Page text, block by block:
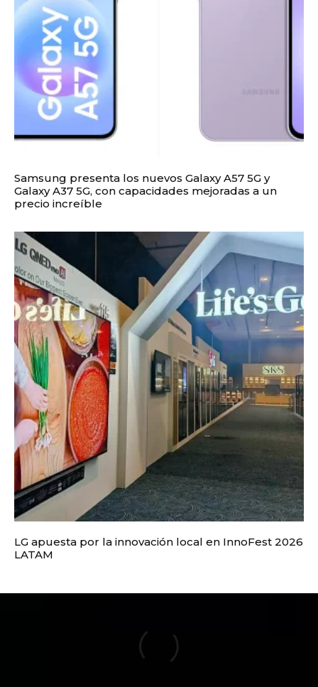
Samsung presenta los nuevos Galaxy A57 5G y
Galaxy A37 5G, con capacidades mejoradas a un
precio increíble
LG apuesta por la innovación local en InnoFest 2026
LATAM